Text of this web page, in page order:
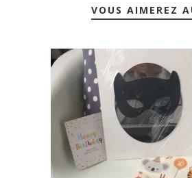
VOUS AIMEREZ